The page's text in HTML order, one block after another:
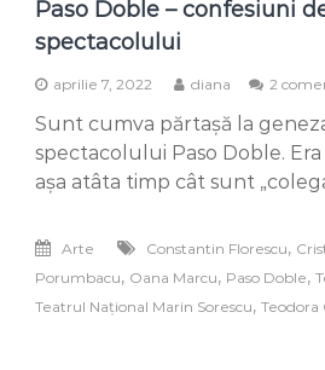
Paso Doble – confesiuni
spectacolului
aprilie 7, 2022 diana 2
Sunt cumva părtașă la
spectacolului Paso Doble.
așa atâta timp cât sunt
Arte Constantin Florescu,
Porumbacu, Oana Marcu, Paso Doble,
Teatrul Național Marin Sorescu, Teodora